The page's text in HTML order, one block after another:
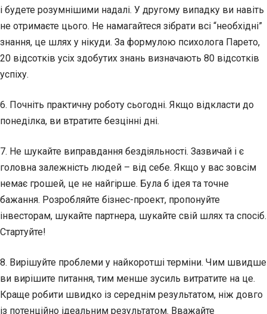
і будете розумнішими надалі. У другому випадку ви навіть
не отримаєте цього. Не намагайтеся зібрати всі “необхідні”
знання, це шлях у нікуди. За формулою психолога Парето,
20 відсотків усіх здобутих знань визначають 80 відсотків
успіху.
6. Почніть практичну роботу сьогодні. Якщо відкласти до
понеділка, ви втратите безцінні дні.
7. Не шукайте виправдання бездіяльності. Зазвичай і є
головна залежність людей – від себе. Якщо у вас зовсім
немає грошей, це не найгірше. Була б ідея та точне
бажання. Розробляйте бізнес-проект, пропонуйте
інвесторам, шукайте партнера, шукайте свій шлях та спосіб.
Стартуйте!
8. Вирішуйте проблеми у найкоротші терміни. Чим швидше
ви вирішите питання, тим менше зусиль витратите на це.
Краще робити швидко із середнім результатом, ніж довго
із потенційно ідеальним результатом. Вважайте